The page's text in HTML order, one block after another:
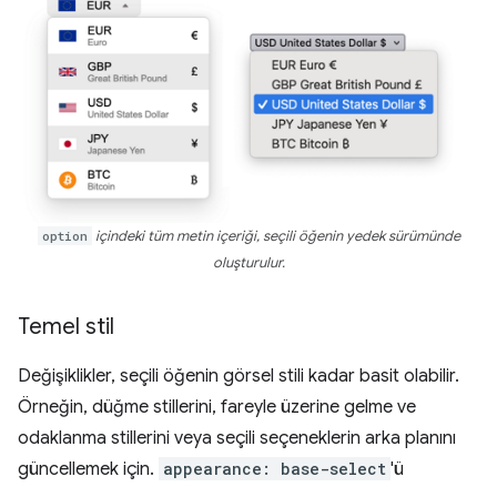
option içindeki tüm metin içeriği, seçili öğenin yedek sürümünde
oluşturulur.
Temel stil
Değişiklikler, seçili öğenin görsel stili kadar basit olabilir.
Örneğin, düğme stillerini, fareyle üzerine gelme ve
odaklanma stillerini veya seçili seçeneklerin arka planını
güncellemek için. appearance: base-select 'ü